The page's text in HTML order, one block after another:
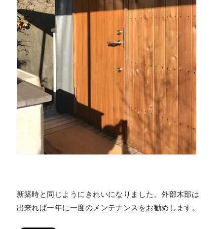
新築時と同じようにきれいになりました。外部木部は
出来れば一年に一度のメンテナンスをお勧めします。